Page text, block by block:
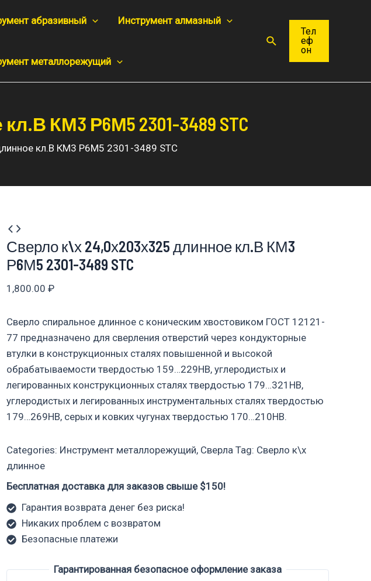
абразивный Инструмент алмазный
металлорежущий
Поиск
Тел
еф
он
КМ3 Р6М5 2301-3489 STC
кл.В КМ3 Р6М5 2301-3489 STC
Сверло к\х 24,0х203х325 длинное кл.В КМ3
Р6М5 2301-3489 STC
1,800.00 ₽
Сверло спиральное длинное с коническим хвостовиком ГОСТ 12121-
77 предназначено для сверления отверстий через кондукторные
втулки в конструкционных сталях повышенной и высокой
обрабатываемости твердостью 159…229НВ, углеродистых и
легированных конструкционных сталях твердостью 179…321НВ,
углеродистых и легированных инструментальных сталях твердостью
179…269НВ, серых и ковких чугунах твердостью 170…210НВ.
Categories: Инструмент металлорежущий, Сверла Tag: Сверло к\х
длинное
Бесплатная доставка для заказов свыше $150!
Гарантия возврата денег без риска!
Никаких проблем с возвратом
Безопасные платежи
Гарантированная безопасное оформление заказа